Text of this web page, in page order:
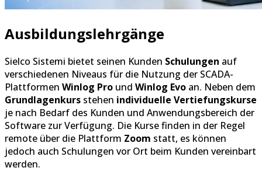
Ausbildungslehrgänge
Sielco Sistemi bietet seinen Kunden Schulungen auf
verschiedenen Niveaus für die Nutzung der SCADA-
Plattformen Winlog Pro und Winlog Evo an. Neben dem
Grundlagenkurs stehen individuelle Vertiefungskurse
je nach Bedarf des Kunden und Anwendungsbereich der
Software zur Verfügung. Die Kurse finden in der Regel
remote über die Plattform Zoom statt, es können
jedoch auch Schulungen vor Ort beim Kunden vereinbart
werden.